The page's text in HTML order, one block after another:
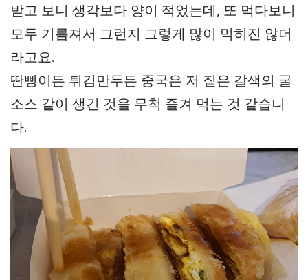
받고 보니 생각보다 양이 적었는데, 또 먹다보니
모두 기름져서 그런지 그렇게 많이 먹히진 않더
라고요.
딴삥이든 튀김만두든 중국은 저 짙은 갈색의 굴
소스 같이 생긴 것을 무척 즐겨 먹는 것 같습니
다.